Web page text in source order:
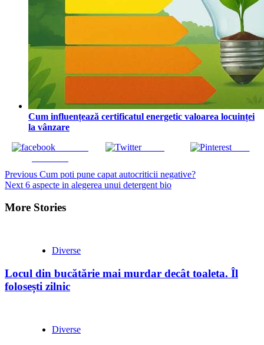
Cum influențează certificatul energetic valoarea locuinței
la vânzare
Tweet Save
Continue
Reading
Previous Cum poti pune capat autocriticii negative?
Next 6 aspecte in alegerea unui detergent bio
More Stories
Diverse
Locul din bucătărie mai murdar decât toaleta. Îl
folosești zilnic
Diverse